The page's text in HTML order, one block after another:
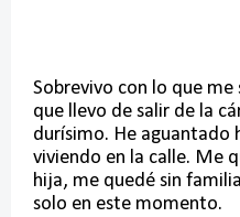
Sobrevivo con lo que me
que llevo de salir de la
durísimo. He aguantado
viviendo en la calle. Me
hija, me quedé sin
solo en este momento.